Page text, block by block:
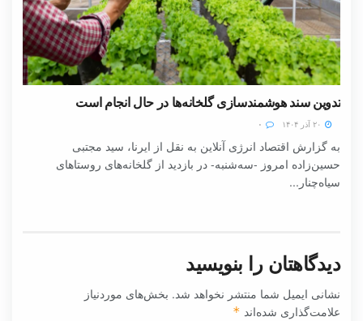
تدوین سند هوشمندسازی گلخانه‌ها در حال انجام است
به گزارش اقتصاد انرژی آنلاین به نقل از ایرنا، سید مجتبی
حسین‌زاده امروز -سه‌شنبه- در بازدید از گلخانه‌های روستاهای
سیاه‌چنار...
دیدگاهتان را بنویسید
نشانی ایمیل شما منتشر نخواهد شد. بخش‌های موردنیاز
علامت‌گذاری شده‌اند *